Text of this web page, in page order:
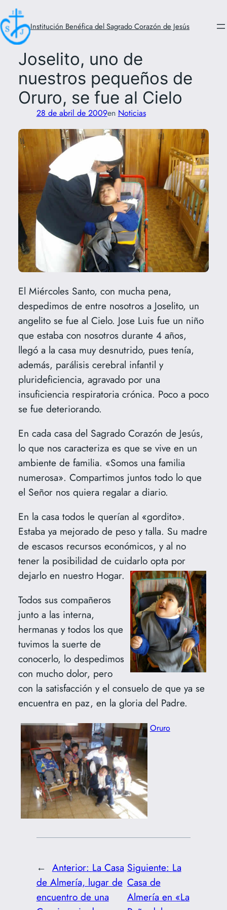
Saltar
al
contenido
Institución Benéfica del Sagrado Corazón de Jesús
Joselito, uno de
nuestros pequeños de
Oruro, se fue al Cielo
28 de abril de 2009en Noticias
El Miércoles Santo, con mucha pena,
despedimos de entre nosotros a Joselito, un
angelito se fue al Cielo. Jose Luis fue un niño
que estaba con nosotros durante 4 años,
llegó a la casa muy desnutrido, pues tenía,
además, parálisis cerebral infantil y
plurideficiencia, agravado por una
insuficiencia respiratoria crónica. Poco a poco
se fue deteriorando.
En cada casa del Sagrado Corazón de Jesús,
lo que nos caracteriza es que se vive en un
ambiente de familia. «Somos una familia
numerosa». Compartimos juntos todo lo que
el Señor nos quiera regalar a diario.
En la casa todos le querían al «gordito».
Estaba ya mejorado de peso y talla. Su madre
de escasos recursos económicos, y al no
tener la posibilidad de cuidarlo opta por
dejarlo en nuestro Hogar.
Todos sus compañeros
junto a las interna,
hermanas y todos los que
tuvimos la suerte de
conocerlo, lo despedimos
con mucho dolor, pero
con la satisfacción y el consuelo de que ya se
encuentra en paz, en la gloria del Padre.
Oruro
← Anterior: La Casa
de Almería, lugar de
encuentro de una
Siguiente: La
Casa de
Almería en «La